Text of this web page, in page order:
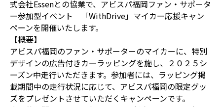
式会社Essenとの協業で、アビスパ福岡ファン・サポータ
ー参加型イベント 「WithDrive」マイカー応援キャン
ペーンを開催いたします。
【概要】
アビスパ福岡のファン・サポーターのマイカーに、特別
デザインの広告付きカーラッピングを施し、２０２５シ
ーズン中走行いただきます。参加者には、ラッピング掲
載期間中の走行状況に応じて、アビスパ福岡の限定グッ
ズをプレゼントさせていただくキャンペーンです。